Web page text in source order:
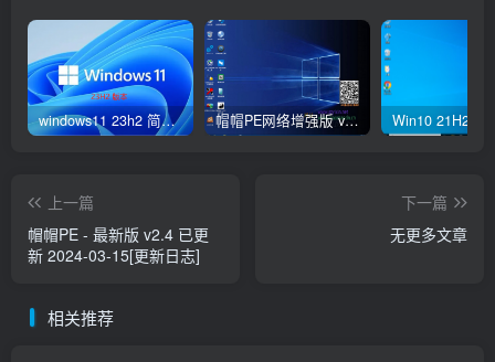
windows11 23h2 简体中文版64位 正式版 帽帽PE网络增强版 v2.4版本
上一篇
帽帽PE - 最新版 v2.4 已更
新 2024-03-15[更新日志]
下一篇
无更多文章
相关推荐